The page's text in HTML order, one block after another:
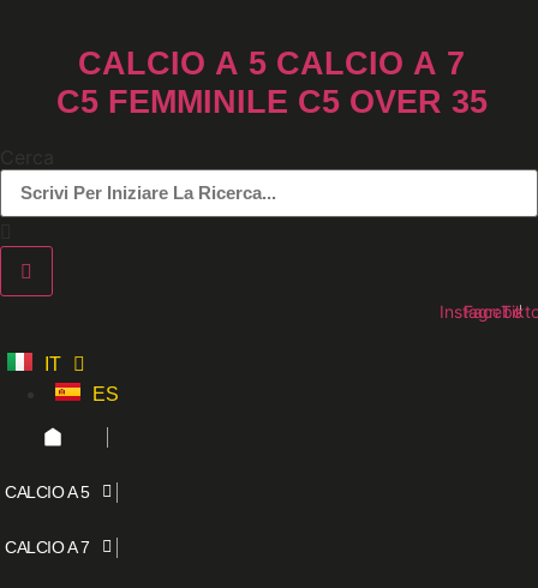
contenutoCALCIO A 5 CALCIO A 7
C5 FEMMINILE C5 OVER 35
Cerca
Instagram
IT
ES
CALCIO A 5
CALCIO A 7